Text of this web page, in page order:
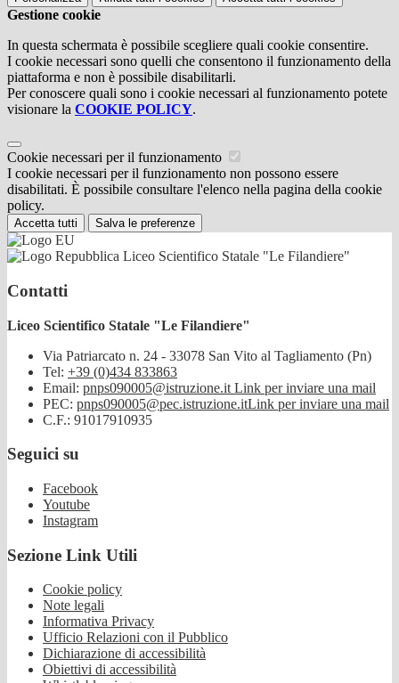
Gestione cookie
In questa schermata è possibile scegliere quali cookie consentire.
I cookie necessari sono quelli che consentono il funzionamento della
piattaforma e non è possibile disabilitarli.
Per conoscere quali sono i cookie necessari al funzionamento potete
visionare la COOKIE POLICY.
Cookie necessari per il funzionamento
I cookie necessari per il funzionamento non possono essere
disabilitati. È possibile consultare l'elenco nella pagina della cookie
policy.
Accetta tutti Salva le preferenze
Liceo Scientifico Statale "Le Filandiere"
Contatti
Liceo Scientifico Statale "Le Filandiere"
Via Patriarcato n. 24 - 33078 San Vito al Tagliamento (Pn)
Tel: +39 (0)434 833863
Email: pnps090005@istruzione.it Link per inviare una mail
PEC: pnps090005@pec.istruzione.itLink per inviare una mail
C.F.: 91017910935
Seguici su
Facebook
Youtube
Instagram
Sezione Link Utili
Cookie policy
Note legali
Informativa Privacy
Ufficio Relazioni con il Pubblico
Dichiarazione di accessibilità
Obiettivi di accessibilità